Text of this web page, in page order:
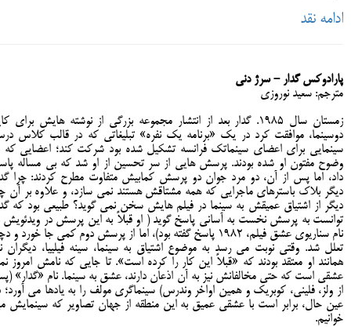
ادامه نقد
پارادوکس گدار - سرژ دنی
مترجم: سعید نوروزی
زمستان سال 1985. گدار بعد از انتشار مجموعه بزرگی از نوشته هایش برای
دوسینما، موافقت کرد در یک «برنامه یک نفره» تبلیغاتی که در قالب کلاس
سینمایی برای اعضای سینماتک فرانسه تشکیل شده بود شرکت کند؛ اعضایی که
وضوح مفتون او شده بودند. پرسش هایی از سر تحسین از او شد که بی مساله
داد، اما پس از آن، دو مرد جوان دو پرسش کمابیش متفاوت مطرح کردند: چرا
دیگر بلاک باسترهای ماجرایی که همه مشتاقش هستند نمی سازد، و علاوه بر آن
دیگر از اشتیاق عمیقش به سینما در فیلم هایش سخن نمی گوید؟ طبیعی بود که
توانست به پرسش نخست به آسانی پاسخ گوید ( او قبلاً به این پرسش در ویدئویش
نام سناریوی عشق فیلم، 1982 پاسخ گفته بود)، اما از پرسش دوم کمی جا خورد و
تعلل شد. وقتی نوبت می رسد به موضوع اشتیاق به سینما، سینه فیلییا، دیگران
همانند او معتقد بودند که «قبلاً این کار را کرده است». تا جایی که نامش امروز
عشقی است که حتی مخالفانش نیز به آن اذعان دارند، عشق به سینما. نام «گدار»
از ولز، فلینی، کوبریک و همین اواخر وندرس) سینماگری مولف را به یادها می آورد؛
عین حال، برابر است با عشقی عمیق به این منطقه از جهان تصاویر که سینمایش
خوانیم.